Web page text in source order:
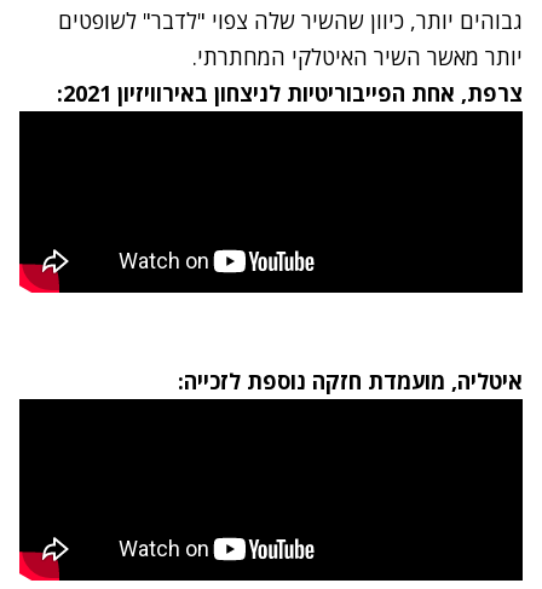
גבוהים יותר, כיוון שהשיר שלה צפוי "לדבר" לשופטים
יותר מאשר השיר האיטלקי המחתרתי.
צרפת, אחת הפייבוריטיות לניצחון באירוויזיון 2021:
איטליה, מועמדת חזקה נוספת לזכייה: